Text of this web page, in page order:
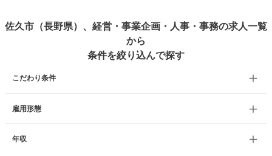
佐久市（長野県）、経営・事業企画・人事・事務の求人一覧
から
条件を絞り込んで探す
こだわり条件
雇用形態
年収